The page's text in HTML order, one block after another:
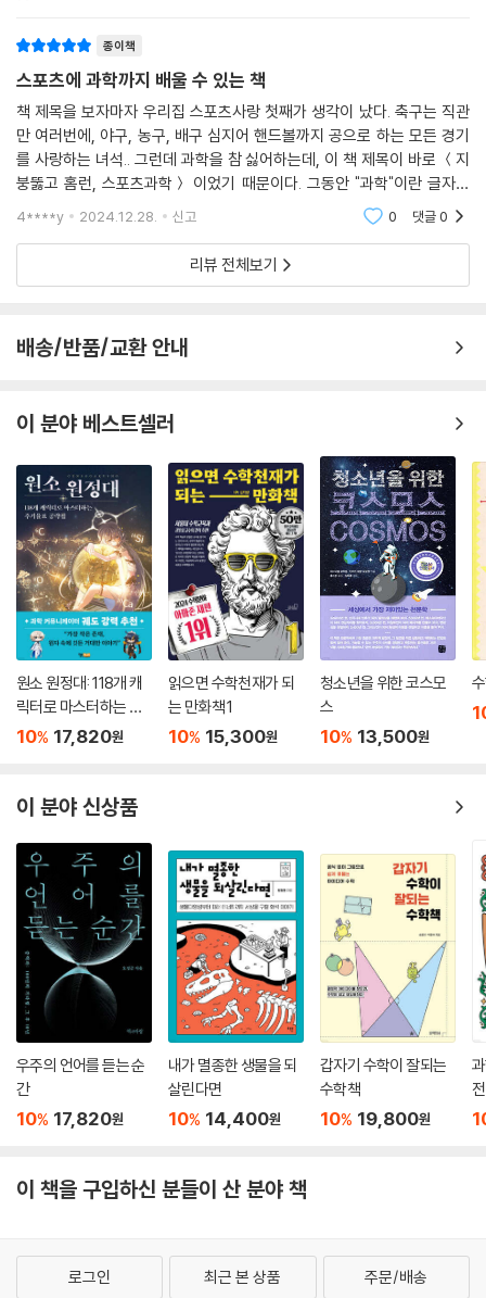
종이책
스포츠에 과학까지 배울 수 있는 책
책 제목을 보자마자 우리집 스포츠사랑 첫째가 생각이 났다. 축구는 직관
만 여러번에, 야구, 농구, 배구 심지어 핸드볼까지 공으로 하는 모든 경기
를 사랑하는 녀석.. 그런데 과학을 참 싫어하는데, 이 책 제목이 바로 ＜지
붕뚫고 홈런, 스포츠과학＞ 이었기 때문이다. 그동안 "과학"이란 글자만
들어가면 책을 거들떠도 안보던 녀석인데, 역시나 예상대로 이 책은 제목
을 보자마자 너무
4****y 2024.12.28. 신고 0 댓글0
리뷰 전체보기
배송/반품/교환 안내
이 분야 베스트셀러
원소 원정대: 118개 캐
릭터로 마스터하는 주
기율표 공략집
10% 17,820원
읽으면 수학천재가 되
는 만화책 1
10% 15,300원
청소년을 위한 코스모
스
10% 13,500원
이 분야 신상품
우주의 언어를 듣는 순
간
10% 17,820원
내가 멸종한 생물을 되
살린다면
10% 14,400원
갑자기 수학이 잘되는
수학책
10% 19,800원
전
이 책을 구입하신 분들이 산 분야 책
로그인 최근 본 상품 주문/배송